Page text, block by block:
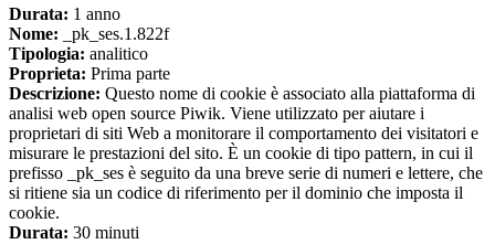
Durata: 1 anno
Nome: _pk_ses.1.822f
Tipologia: analitico
Proprieta: Prima parte
Descrizione: Questo nome di cookie è associato alla piattaforma di
analisi web open source Piwik. Viene utilizzato per aiutare i
proprietari di siti Web a monitorare il comportamento dei visitatori e
misurare le prestazioni del sito. È un cookie di tipo pattern, in cui il
prefisso _pk_ses è seguito da una breve serie di numeri e lettere, che
si ritiene sia un codice di riferimento per il dominio che imposta il
cookie.
Durata: 30 minuti